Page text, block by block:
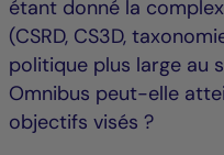
étant donné la
(CSRD, CS3D,
politique plus large au
Omnibus peut-elle
objectifs visés ?